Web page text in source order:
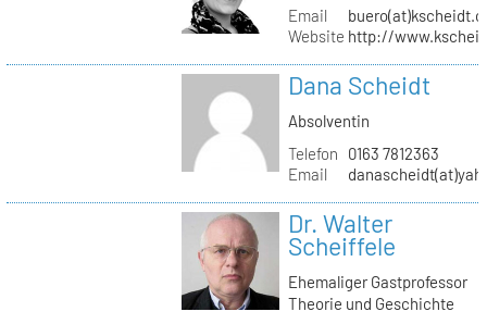
Email
Website http://
Dana Scheidt
Absolventin
Telefon
0163 7812363
Email
Dr. Walter
Scheiffele
Ehemaliger Gastprofessor
Theorie und Geschichte